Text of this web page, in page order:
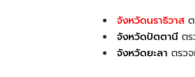
จังหวัดนราธิวาส
จังหวัดปัตตานี ต
จังหวัดยะลา ตรว